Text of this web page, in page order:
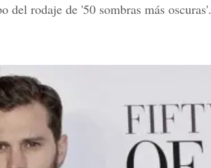
del rodaje de '50 sombras más oscuras'.